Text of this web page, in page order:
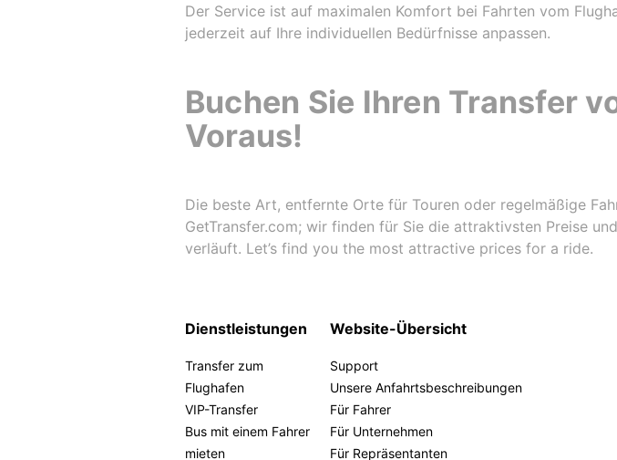
Der Service ist auf maximalen Komfort bei Fahrten vom
jederzeit auf Ihre individuellen Bedürfnisse anpassen.
Buchen Sie Ihren Transfer
Voraus!
Die beste Art, entfernte Orte für Touren oder regelmäßige
GetTransfer.com; wir finden für Sie die attraktivsten Preise
verläuft. Let’s find you the most attractive prices for a ride.
Dienstleistungen
Transfer zum
Flughafen
VIP-Transfer
Bus mit einem Fahrer
mieten
Website-Übersicht
Support
Unsere Anfahrtsbeschreibungen
Für Fahrer
Für Unternehmen
Für Repräsentanten